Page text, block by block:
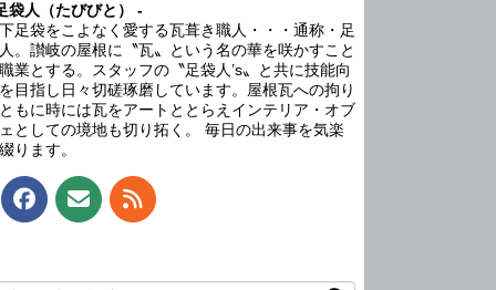
袋人（たびびと） -
足袋をこよなく愛する瓦葺き職人・・・通称・足
。讃岐の屋根に〝瓦〟という名の華を咲かすこと
業とする。スタッフの〝足袋人’s〟と共に技能向
目指し日々切磋琢磨しています。屋根瓦への拘り
もに時には瓦をアートととらえインテリア・オブ
としての境地も切り拓く。 毎日の出来事を気楽
ります。